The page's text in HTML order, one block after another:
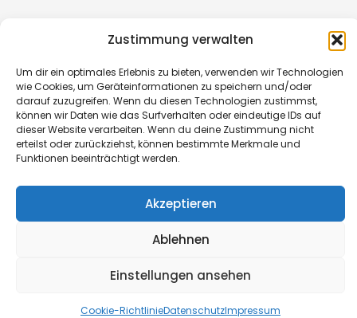
Zustimmung verwalten
Um dir ein optimales Erlebnis zu bieten, verwenden wir Technologien
wie Cookies, um Geräteinformationen zu speichern und/oder
darauf zuzugreifen. Wenn du diesen Technologien zustimmst,
können wir Daten wie das Surfverhalten oder eindeutige IDs auf
dieser Website verarbeiten. Wenn du deine Zustimmung nicht
erteilst oder zurückziehst, können bestimmte Merkmale und
Funktionen beeinträchtigt werden.
Akzeptieren
Ablehnen
Einstellungen ansehen
Cookie-RichtlinieDatenschutzImpressum
© B&L MedienGesellschaft mbH & Co. KG
Made with ♥ by HLT GmbH & Co. KG